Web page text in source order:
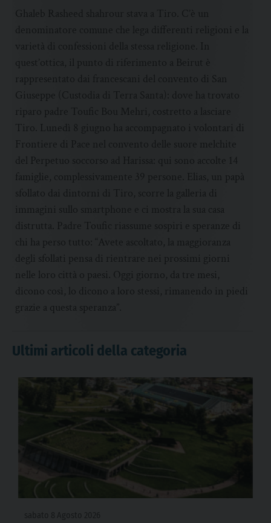
Ghaleb Rasheed shahrour stava a Tiro. C’è un
denominatore comune che lega differenti religioni e la
varietà di confessioni della stessa religione. In
quest’ottica, il punto di riferimento a Beirut è
rappresentato dai francescani del convento di San
Giuseppe (Custodia di Terra Santa): dove ha trovato
riparo padre Toufic Bou Mehri, costretto a lasciare
Tiro. Lunedì 8 giugno ha accompagnato i volontari di
Frontiere di Pace nel convento delle suore melchite
del Perpetuo soccorso ad Harissa: qui sono accolte 14
famiglie, complessivamente 39 persone. Elias, un papà
sfollato dai dintorni di Tiro, scorre la galleria di
immagini sullo smartphone e ci mostra la sua casa
distrutta. Padre Toufic riassume sospiri e speranze di
chi ha perso tutto: “Avete ascoltato, la maggioranza
degli sfollati pensa di rientrare nei prossimi giorni
nelle loro città o paesi. Oggi giorno, da tre mesi,
dicono così, lo dicono a loro stessi, rimanendo in piedi
grazie a questa speranza”.
Ultimi articoli della categoria